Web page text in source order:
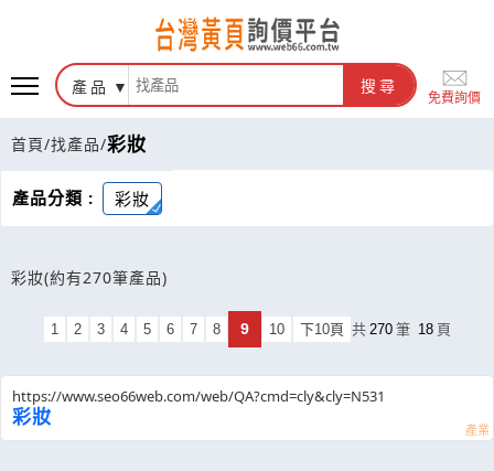
產品 搜尋
免費詢價
首頁/找產品/彩妝
產品分類 : 彩妝
彩妝(約有270筆產品)
1 2 3 4 5 6 7 8 9 10 下10頁 共 270 筆 18 頁
https://www.seo66web.com/web/QA?cmd=cly&cly=N531
彩妝